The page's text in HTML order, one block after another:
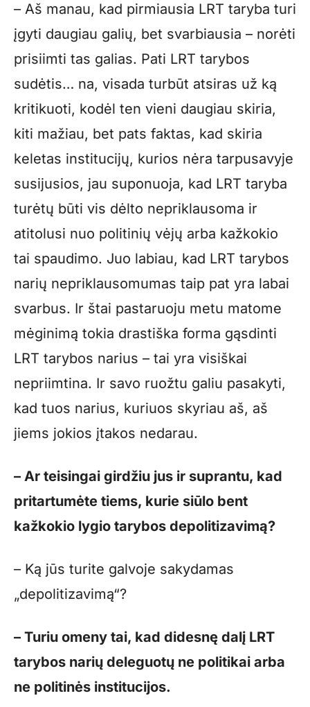
– Aš manau, kad pirmiausia LRT taryba turi
įgyti daugiau galių, bet svarbiausia – norėti
prisiimti tas galias. Pati LRT tarybos
sudėtis… na, visada turbūt atsiras už ką
kritikuoti, kodėl ten vieni daugiau skiria,
kiti mažiau, bet pats faktas, kad skiria
keletas institucijų, kurios nėra tarpusavyje
susijusios, jau suponuoja, kad LRT taryba
turėtų būti vis dėlto nepriklausoma ir
atitolusi nuo politinių vėjų arba kažkokio
tai spaudimo. Juo labiau, kad LRT tarybos
narių nepriklausomumas taip pat yra labai
svarbus. Ir štai pastaruoju metu matome
mėginimą tokia drastiška forma gąsdinti
LRT tarybos narius – tai yra visiškai
nepriimtina. Ir savo ruožtu galiu pasakyti,
kad tuos narius, kuriuos skyriau aš, aš
jiems jokios įtakos nedarau.
– Ar teisingai girdžiu jus ir suprantu, kad
pritartumėte tiems, kurie siūlo bent
kažkokio lygio tarybos depolitizavimą?
– Ką jūs turite galvoje sakydamas
„depolitizavimą“?
– Turiu omeny tai, kad didesnę dalį LRT
tarybos narių deleguotų ne politikai arba
ne politinės institucijos.